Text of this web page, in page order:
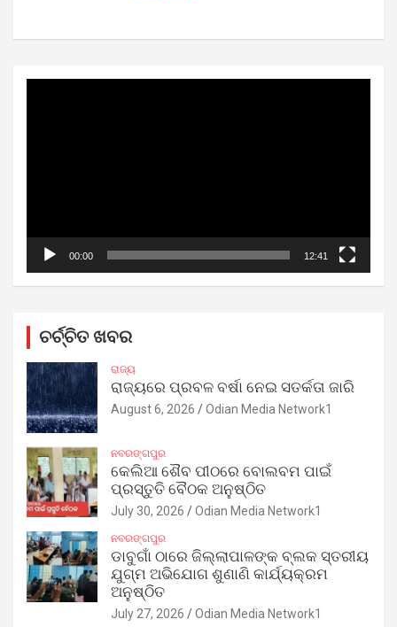
00:00 12:41
ଚର୍ଚ୍ଚିତ ଖବର
ରାଜ୍ୟ
ରାଜ୍ୟରେ ପ୍ରବଳ ବର୍ଷା ନେଇ ସତର୍କତା ଜାରି
August 6, 2026 Odian Media Network1
ନବରଙ୍ଗପୁର
କେଲିଆ ଶୈବ ପୀଠରେ ବୋଲବମ ପାଇଁ
ପ୍ରସ୍ତୁତି ବୈଠକ ଅନୁଷ୍ଠିତ
July 30, 2026 Odian Media Network1
ନବରଙ୍ଗପୁର
ଡାବୁଗାଁ ଠାରେ ଜିଲ୍ଲାପାଳଙ୍କ ବ୍ଲକ ସ୍ତରୀୟ
ଯୁଗ୍ମ ଅଭିଯୋଗ ଶୁଣାଣି କାର୍ଯ୍ୟକ୍ରମ
ଅନୁଷ୍ଠିତ
July 27, 2026 Odian Media Network1